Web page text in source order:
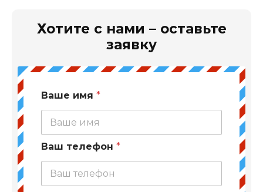
Хотите с нами – оставьте
заявку
Ваше имя *
Ваш телефон *